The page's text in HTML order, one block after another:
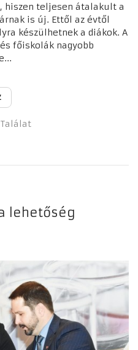
hiszen teljesen átalakult a
is új. Ettől az évtől
készülhetnek a diákok. A
főiskolák nagyobb
Találat
lehetőség